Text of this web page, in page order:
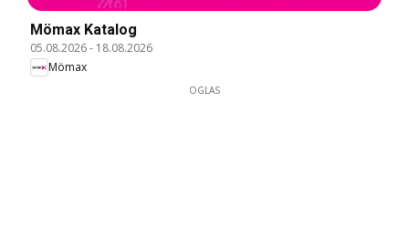
Mömax Katalog
05.08.2026- 18.08.2026
Mömax
OGLAS